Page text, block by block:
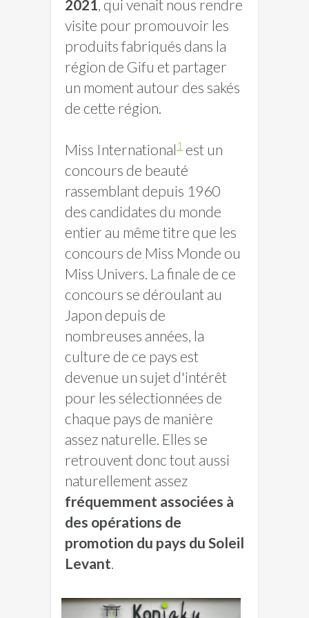
2021, qui venait nous rendre
visite pour promouvoir les
produits fabriqués dans la
région de Gifu et partager
un moment autour des sakés
de cette région.
Miss International 1 est un
concours de beauté
rassemblant depuis 1960
des candidates du monde
entier au même titre que les
concours de Miss Monde ou
Miss Univers. La finale de ce
concours se déroulant au
Japon depuis de
nombreuses années, la
culture de ce pays est
devenue un sujet d'intérêt
pour les sélectionnées de
chaque pays de manière
assez naturelle. Elles se
retrouvent donc tout aussi
naturellement assez
fréquemment associées à
des opérations de
promotion du pays du Soleil
Levant.